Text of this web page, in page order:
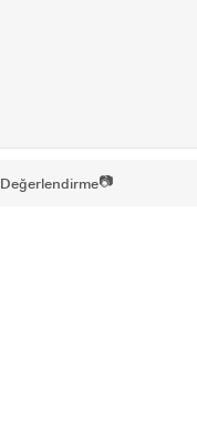
Değerlendirme📷